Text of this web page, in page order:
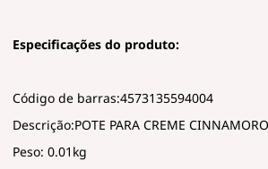
Especificações do produto:
Código de barras:4573135594004
Descrição:POTE PARA CREME
Peso: 0.01kg